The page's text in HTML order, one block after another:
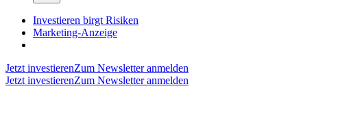
Investieren birgt Risiken
Marketing-Anzeige
Jetzt investierenZum Newsletter anmelden
Jetzt investierenZum Newsletter anmelden